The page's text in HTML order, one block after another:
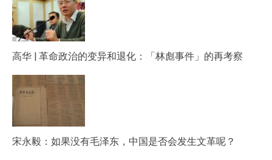
高华 | 革命政治的变异和退化：「林彪事件」的再考察
宋永毅：如果没有毛泽东，中国是否会发生文革呢？